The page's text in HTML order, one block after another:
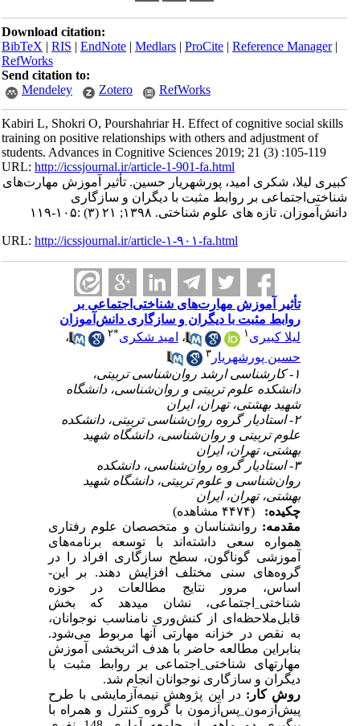
Download citation:
BibTeX|RIS|EndNote|Medlars|ProCite|Reference Manager
RefWorks
Send citation to:
Mendeley
Zotero RefWorks
Kabiri L, Shokri O, Pourshahriar H. Effect of cognitive social skills
training on positive relationships with others and adjustment of
students. Advances in Cognitive Sciences 2019; 21 (3) :105-119
URL:http://icssjournal.ir/article-1-901-fa.html
کبیری لیلا، شکری امید، پورشهریار حسین. تأ‌ثیر آموزش مهارت‌های
شناختی‌اجتماعی بر روابط مثبت با دیگران و سازگاری
دانش‌آموزان. تازه های علوم شناختی. ۱۳۹۸; ۲۱ (۳) :۱۰۵-۱۱۹
URL:http://icssjournal.ir/article-۱-۹۰۱-fa.html
تأ‌ثیر آموزش مهارت‌های شناختی‌اجتماعی بر
روابط مثبت با دیگران و سازگاری دانش‌آموزان
لیلا کبیری۱ ،امید شکری* ۲
،
حسین پورشهریار۳
۱- کارشناسی ارشد روان‌شناسی تربیتی،
دانشکده علوم تربیتی و روان‌شناسی، دانشگاه
شهید بهشتی، تهران، ایران
۲- استادیار گروه روان‌شناسی تربیتی، دانشکده
علوم تربیتی و روان‌شناسی، دانشگاه شهید
بهشتی، تهران، ایران
۳- استادیار گروه روان‌شناسی، دانشکده
روان‌شناسی و علوم تربیتی، دانشگاه شهید
بهشتی، تهران، ایران
چکیده:
مقدمه: روان­شناسان و متخصصان علوم رفتاری
همواره سعی داشته‌اند با توسعه برنامه­‌های
آموزشی گوناگون، سطح سازگاری افراد را در
گروه­‌های سنی مختلف افزایش دهند. بر ­این­
اساس، مرور نتایج مطالعات در حوزه
شناختی_ اجتماعی، نشان می­دهد که بخش
قابل‌ملاحظه‌ای از کنش‌وری نا‌مناسب نوجوانان،
به نقص در خزانه مهارتی آنها مربوط می­‌شود.
بنابراین مطالعه حاضر با هدف اثربخشی آموزش
مهارت­های شناختی_ اجتماعی بر روابط مثبت با
دیگران و سازگاری نوجوانان انجام شد.
روش کار:در اینپژوهش نیمه‌­آزمایشی با طرح
پیش­‌آزمون_پس‌­آزمون با گروه کنترل و همراه با